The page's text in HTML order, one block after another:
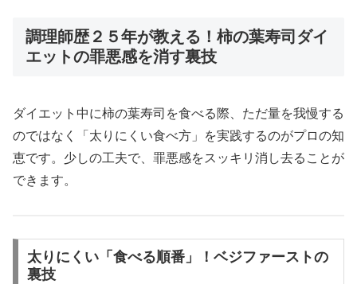
調理師歴２５年が教える！柿の葉寿司ダイ
エットの罪悪感を消す裏技
ダイエット中に柿の葉寿司を食べる際、ただ量を我慢する
のではなく「太りにくい食べ方」を実践するのがプロの知
恵です。少しの工夫で、罪悪感をスッキリ消し去ることが
できます。
太りにくい「食べる順番」！ベジファーストの
裏技